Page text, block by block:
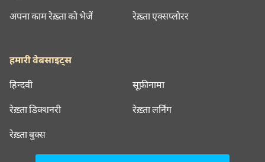
अपना काम रेख़्ता को भेजें रेख़्ता एक्सप्लोरर
हमारी वेबसाइट्स
हिन्दवी सूफ़ीनामा
रेख़्ता डिक्शनरी रेख़्ता लर्निंग
रेख़्ता बुक्स